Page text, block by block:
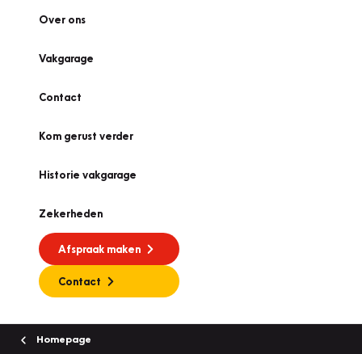
Over ons
Vakgarage
Contact
Kom gerust verder
Historie vakgarage
Zekerheden
Afspraak maken
Contact
Homepage